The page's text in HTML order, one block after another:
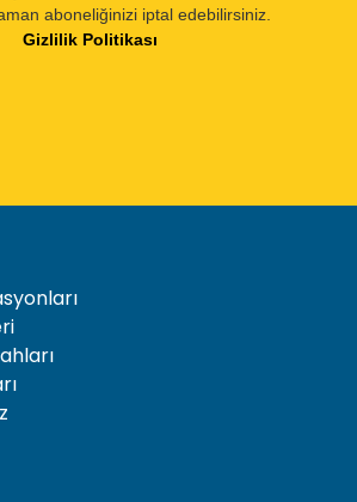
aboneliğinizi iptal edebilirsiniz.
Gizlilik Politikası